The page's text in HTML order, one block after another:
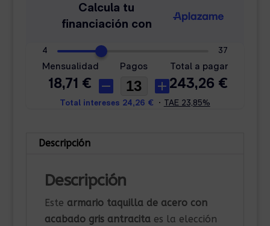
Descripción
Descripción
Este armario taquilla de acero con
acabado gris antracitaes la elección